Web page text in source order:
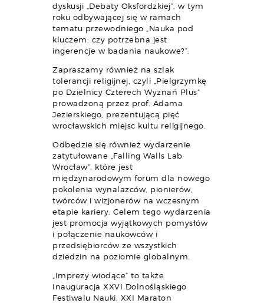
dyskusji „Debaty Oksfordzkiej”, w tym
roku odbywającej się w ramach
tematu przewodniego „Nauka pod
kluczem: czy potrzebna jest
ingerencje w badania naukowe?”.
Zapraszamy również na szlak
tolerancji religijnej, czyli „Pielgrzymkę
po Dzielnicy Czterech Wyznań Plus”
prowadzoną przez prof. Adama
Jezierskiego, prezentującą pięć
wrocławskich miejsc kultu religijnego.
Odbędzie się również wydarzenie
zatytułowane „Falling Walls Lab
Wrocław”, które jest
międzynarodowym forum dla nowego
pokolenia wynalazców, pionierów,
twórców i wizjonerów na wczesnym
etapie kariery. Celem tego wydarzenia
jest promocja wyjątkowych pomysłów
i połączenie naukowców i
przedsiębiorców ze wszystkich
dziedzin na poziomie globalnym.
„Imprezy wiodące” to także
Inauguracja XXVI Dolnośląskiego
Festiwalu Nauki, XXI Maraton